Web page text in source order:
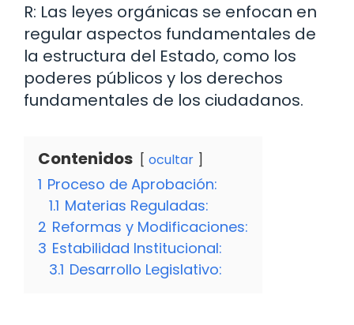
R: Las leyes orgánicas se enfocan en
regular aspectos fundamentales de
la estructura del Estado, como los
poderes públicos y los derechos
fundamentales de los ciudadanos.
Contenidos ocultar
1 Proceso de Aprobación:
1.1 Materias Reguladas:
2 Reformas y Modificaciones:
3 Estabilidad Institucional:
3.1 Desarrollo Legislativo: